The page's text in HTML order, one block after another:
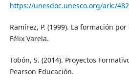
https://unesdoc.unesco.org/ark:/
Ramírez, P. (1999). La formación
Félix Varela.
Tobón, S. (2014). Proyectos
Pearson Educación.